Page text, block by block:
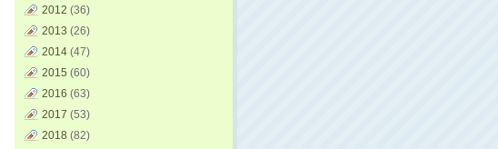
2012 (36)
2013 (26)
2014 (47)
2015 (60)
2016 (63)
2017 (53)
2018 (82)